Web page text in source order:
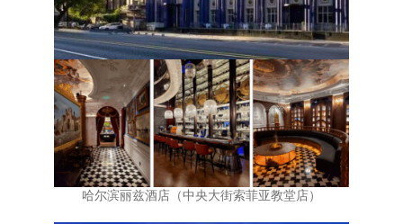
哈尔滨丽兹酒店（中央大街索菲亚教堂店）